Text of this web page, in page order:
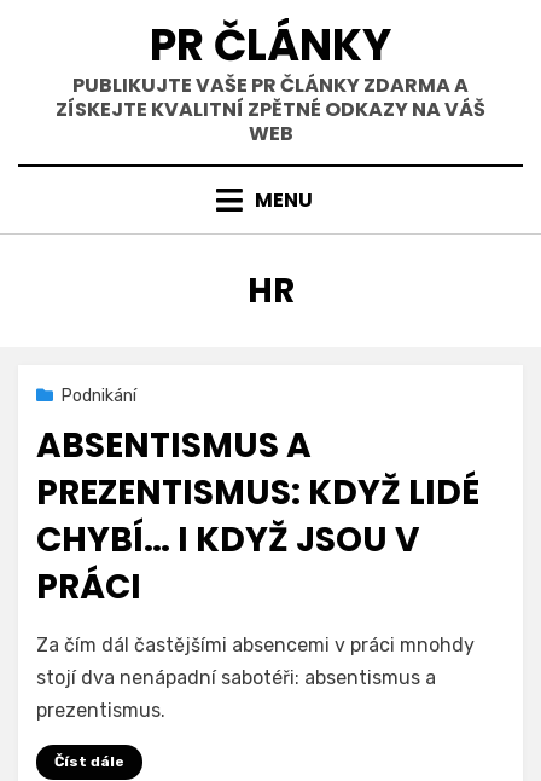
PR ČLÁNKY
PUBLIKUJTE VAŠE PR ČLÁNKY ZDARMA A
ZÍSKEJTE KVALITNÍ ZPĚTNÉ ODKAZY NA VÁŠ
WEB
MENU
ŠTÍTEK
:
HR
Zveřejněno
31. 3. 2026
Podnikání
ABSENTISMUS A
PREZENTISMUS: KDYŽ LIDÉ
CHYBÍ… I KDYŽ JSOU V
PRÁCI
Autor We Are For Humans
Přidat komentářna
a
Za čím dál častějšími absencemi v práci mnohdy
stojí dva nenápadní sabotéři: absentismus a
prezentismus.
Číst dále